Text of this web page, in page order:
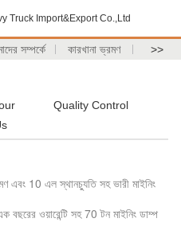
Truck Import&Export Co.,Ltd
সম্পর্কে কারখানা ভ্রমণ >>
Quality Control
10 এল স্থানচ্যুতি সহ ভারী মাইনিং
ওয়ারেন্টি সহ 70 টন মাইনিং ডাম্প